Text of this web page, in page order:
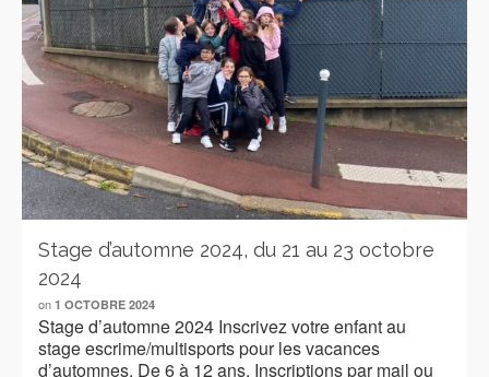
Stage d’automne 2024, du 21 au 23 octobre
2024
on 1 OCTOBRE 2024
Stage d’automne 2024 Inscrivez votre enfant au
stage escrime/multisports pour les vacances
d’automnes. De 6 à 12 ans. Inscriptions par mail ou